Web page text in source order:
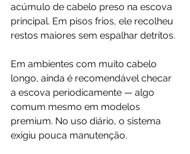
acúmulo de cabelo preso na escova
principal. Em pisos frios, ele recolheu
restos maiores sem espalhar detritos.
Em ambientes com muito cabelo
longo, ainda é recomendável checar
a escova periodicamente — algo
comum mesmo em modelos
premium. No uso diário, o sistema
exigiu pouca manutenção.